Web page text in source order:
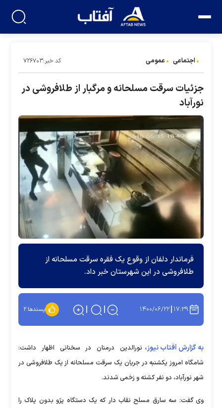
اجتماعی عمومی کد خبر:۷۲۶۷۰۳
جزئیات سرقت مسلحانه و مرگبار از طلافروشی در
نورآباد
فرماندار دلفان از وقوع یک فقره سرقت مسلحانه از
طلافروشی در این شهرستان خبر داد.
۱۷:۳۹ ۱۴۰۰/۰۶/۲۲ پسندها:۲
به گزارش آفتاب نیوز، نورالدین درمنان در سخنانی اظهار داشت:
شامگاه امروز یکشنبه در جریان یک سرقت مسلحانه از یک طلافروشی در
شهر نورآباد، دو نفر کشته و زخمی شدند.
وی گفت: سه سارق مسلح نقاب دار که یک دستگاه پژو بدون پلاک را